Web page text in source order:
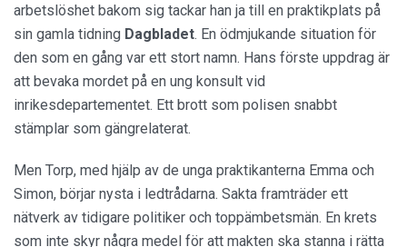
arbetslöshet bakom sig tackar han ja till en praktikplats på
sin gamla tidning Dagbladet. En ödmjukande situation för
den som en gång var ett stort namn. Hans förste uppdrag är
att bevaka mordet på en ung konsult vid
inrikesdepartementet. Ett brott som polisen snabbt
stämplar som gängrelaterat.
Men Torp, med hjälp av de unga praktikanterna Emma och
Simon, börjar nysta i ledtrådarna. Sakta framträder ett
nätverk av tidigare politiker och toppämbetsmän. En krets
som inte skyr några medel för att makten ska stanna i rätta